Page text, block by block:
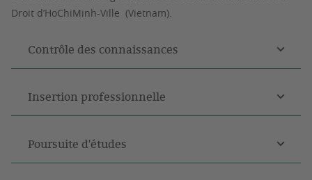
Droit d’HoChiMinh-Ville (Vietnam).
Contrôle des connaissances
Insertion professionnelle
Poursuite d'études